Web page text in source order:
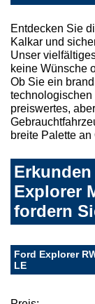
Entdecken Sie
Kalkar und
Unser
keine Wünsche
Ob Sie ein
technologischen
preiswertes,
breite Palette an
Explorer
fordern
Ford Explorer
LE